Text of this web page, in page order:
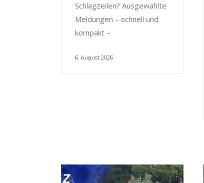
Schlagzeilen? Ausgewählte
Meldungen – schnell und
kompakt –
6. August 2026